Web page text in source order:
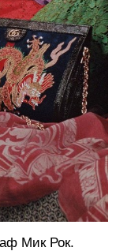
Мик Рок.